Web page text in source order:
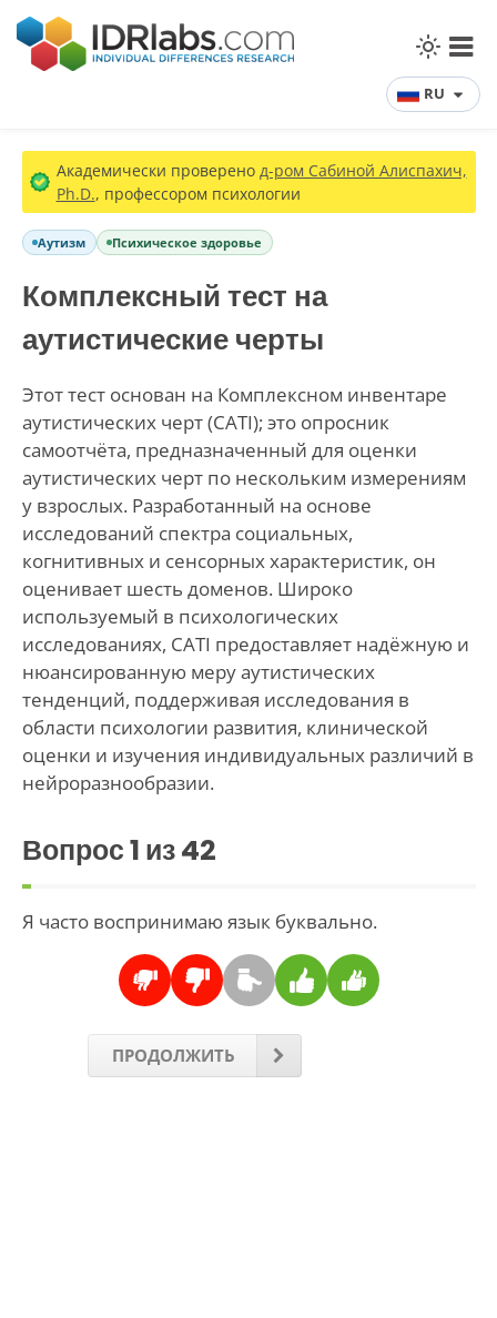
RU
Академически проверено д-ром Сабиной Алиспахич,
Ph.D., профессором психологии
Аутизм Психическое здоровье
Комплексный тест на
аутистические черты
Этот тест основан на Комплексном инвентаре
аутистических черт (CATI); это опросник
самоотчёта, предназначенный для оценки
аутистических черт по нескольким измерениям
у взрослых. Разработанный на основе
исследований спектра социальных,
когнитивных и сенсорных характеристик, он
оценивает шесть доменов. Широко
используемый в психологических
исследованиях, CATI предоставляет надёжную и
нюансированную меру аутистических
тенденций, поддерживая исследования в
области психологии развития, клинической
оценки и изучения индивидуальных различий в
нейроразнообразии.
Вопрос1 из 42
Я часто воспринимаю язык буквально.
ПРОДОЛЖИТЬ